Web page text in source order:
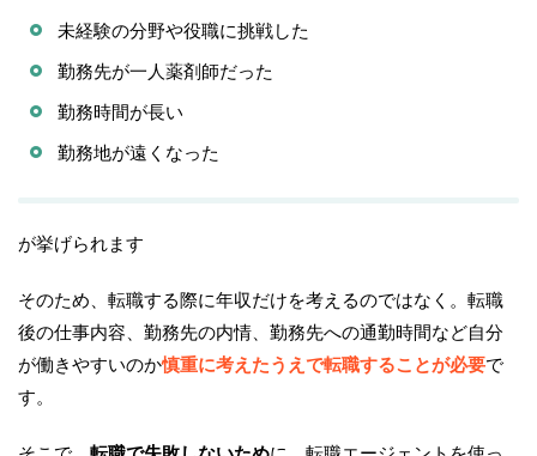
未経験の分野や役職に挑戦した
勤務先が一人薬剤師だった
勤務時間が長い
勤務地が遠くなった
が挙げられます
そのため、転職する際に年収だけを考えるのではなく。転職
後の仕事内容、勤務先の内情、勤務先への通勤時間など自分
が働きやすいのか慎重に考えたうえで転職することが必要で
す。